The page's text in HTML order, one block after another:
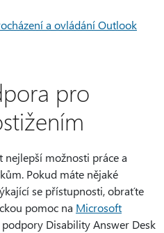
a ovládání Outlook
pro
možnosti práce a
Pokud máte nějaké
se přístupnosti, obraťte
pomoc na Microsoft
podpory Disability Answer Desk